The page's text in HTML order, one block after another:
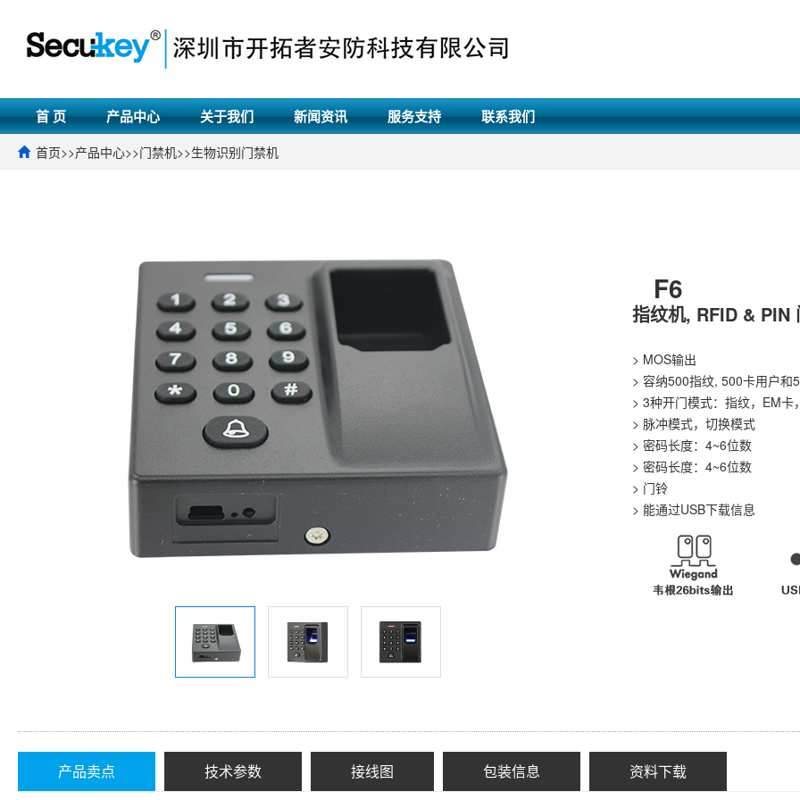
首 页 产品中心 关于我们 新闻资讯 服务支持 联系我们
首页>>产品中心>>门禁机>>生物识别门禁机
F6
指纹机, RFID & PIN
> MOS输出
> 容纳500指纹, 500卡用户和
> 3种开门模式：指纹，EM卡
> 脉冲模式，切换模式
> 密码长度：4~6位数
> 密码长度：4~6位数
> 门铃
> 能通过USB下载信息
产品卖点 技术参数 接线图 包装信息 资料下载